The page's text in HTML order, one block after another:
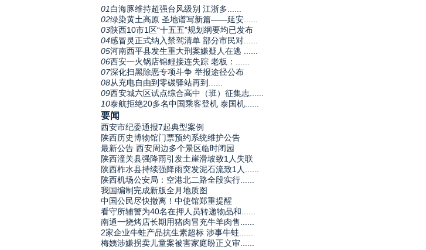
01白海豚维持超强台风级别 江浙多......
02绿染黄土高原 圣地谱写新篇——延安......
03陕西10市1区“十五五”规划纲要均已发布
04感冒灵正式纳入禁驾清单 部分市民对......
05河南西平县发生重大刑案嫌疑人在逃 ......
06西安一火锅店锦鲤接连失踪 老板：......
07深化扫黑除恶专项斗争 举报途径公布
08从充电自由到零碳驿站再到......
09西安城六区试点综合高中（班）征集志......
10泰航拒绝20多名中国乘客登机 泰国机......
要闻
西安市纪委通报7起典型案例
陕西历史博物馆门票预约系统维护公告
最新公告 西安周边多个景区临时闭园
陕西潼关县强降雨引发土崖滑坡致1人失联
陕西柞水县持续强降雨突发泥石流致1人......
陕西机场公安局：空港北二路全段实行......
我国编制完成新版全月地质图
中国公民尽快撤离！中使馆郑重提醒
看守所辅警为40名在押人员转递物品和......
南通一烧烤店长期用猪肉冒充牛羊肉售......
2家企业牛蛙产品抗生素超标 涉事牛蛙......
梅姨涉嫌拐卖儿童案被害家庭盼正义审......